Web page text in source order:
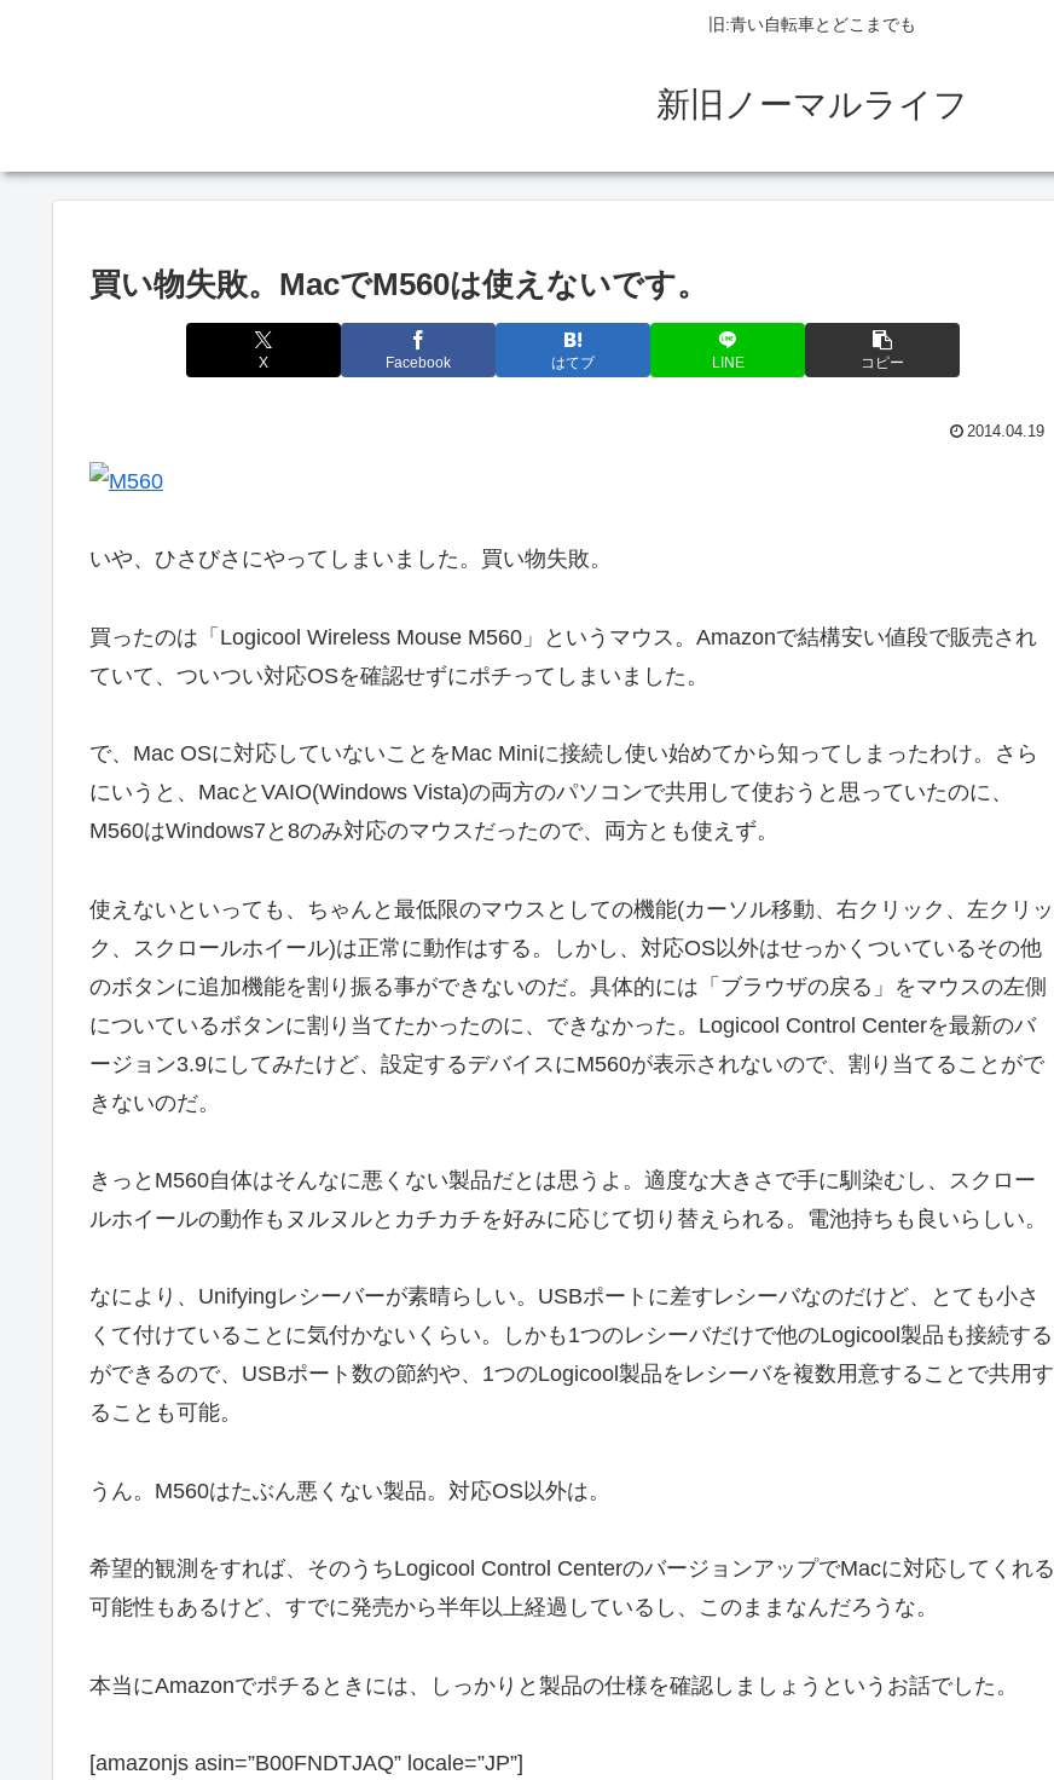
旧:青い自転車とどこまでも
新旧ノーマルライフ
買い物失敗。MacでM560は使えないです。
X Facebook はてブ LINE コピー
2014.04.19
いや、ひさびさにやってしまいました。買い物失敗。
買ったのは「Logicool Wireless Mouse M560」というマウス。Amazonで結構安い値段で販売され
ていて、ついつい対応OSを確認せずにポチってしまいました。
で、Mac OSに対応していないことをMac Miniに接続し使い始めてから知ってしまったわけ。さら
にいうと、MacとVAIO(Windows Vista)の両方のパソコンで共用して使おうと思っていたのに、
M560はWindows7と8のみ対応のマウスだったので、両方とも使えず。
使えないといっても、ちゃんと最低限のマウスとしての機能(カーソル移動、右クリック、左クリッ
ク、スクロールホイール)は正常に動作はする。しかし、対応OS以外はせっかくついているその他
のボタンに追加機能を割り振る事ができないのだ。具体的には「ブラウザの戻る」をマウスの左側
についているボタンに割り当てたかったのに、できなかった。Logicool Control Centerを最新のバ
ージョン3.9にしてみたけど、設定するデバイスにM560が表示されないので、割り当てることがで
きないのだ。
きっとM560自体はそんなに悪くない製品だとは思うよ。適度な大きさで手に馴染むし、スクロー
ルホイールの動作もヌルヌルとカチカチを好みに応じて切り替えられる。電池持ちも良いらしい。
なにより、Unifyingレシーバーが素晴らしい。USBポートに差すレシーバなのだけど、とても小さ
くて付けていることに気付かないくらい。しかも1つのレシーバだけで他のLogicool製品も接続する
ができるので、USBポート数の節約や、1つのLogicool製品をレシーバを複数用意することで共用す
ることも可能。
うん。M560はたぶん悪くない製品。対応OS以外は。
希望的観測をすれば、そのうちLogicool Control CenterのバージョンアップでMacに対応してくれる
可能性もあるけど、すでに発売から半年以上経過しているし、このままなんだろうな。
本当にAmazonでポチるときには、しっかりと製品の仕様を確認しましょうというお話でした。
[amazonjs asin=”B00FNDTJAQ” locale=”JP”]